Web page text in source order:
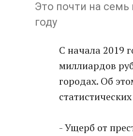
Это почти на
году
С начала 2019
миллиардов
городах. Об
- Ущерб от